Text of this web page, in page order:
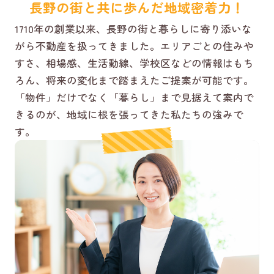
長野の街と共に歩んだ地域密着力！
1710年の創業以来、長野の街と暮らしに寄り添いな
がら不動産を扱ってきました。エリアごとの住みや
すさ、相場感、生活動線、学校区などの情報はもち
ろん、将来の変化まで踏まえたご提案が可能です。
「物件」だけでなく「暮らし」まで見据えて案内で
きるのが、地域に根を張ってきた私たちの強みで
す。